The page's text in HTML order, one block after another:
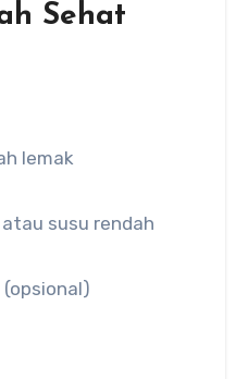
Sehat
lemak
susu rendah
(opsional)